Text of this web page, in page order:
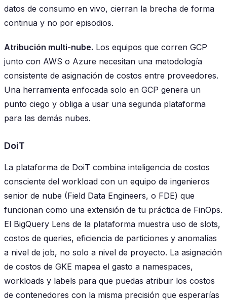
datos de consumo en vivo, cierran la brecha de forma
continua y no por episodios.
Atribución multi-nube. Los equipos que corren GCP
junto con AWS o Azure necesitan una metodología
consistente de asignación de costos entre proveedores.
Una herramienta enfocada solo en GCP genera un
punto ciego y obliga a usar una segunda plataforma
para las demás nubes.
DoiT
La plataforma de DoiT combina inteligencia de costos
consciente del workload con un equipo de ingenieros
senior de nube (Field Data Engineers, o FDE) que
funcionan como una extensión de tu práctica de FinOps.
El BigQuery Lens de la plataforma muestra uso de slots,
costos de queries, eficiencia de particiones y anomalías
a nivel de job, no solo a nivel de proyecto. La asignación
de costos de GKE mapea el gasto a namespaces,
workloads y labels para que puedas atribuir los costos
de contenedores con la misma precisión que esperarías